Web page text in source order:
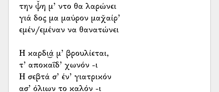
την ψ̌η μ’ ντο θα λαρώνει
γιά δος μα μαύρον μαχ̌αίρ’
εμέν/εμέναν να θανατώνει
Η καρδι͜ά μ’ βρουλίεται,
τ’ αποκαΐδ’ χωνόν -ι
Η σεβτά σ’ έν’ γιατρικόν
ασ’ όλιων το καλόν -ι